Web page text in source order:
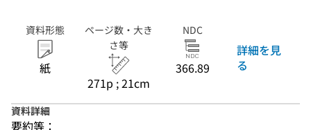
資料形態
紙
ページ数・大き
さ等
271p ; 21cm
NDC
366.89
詳細を見
る
資料詳細
要約等：